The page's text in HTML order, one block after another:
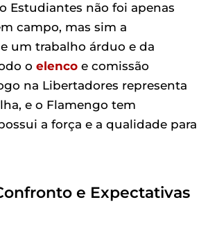
Estudiantes não foi apenas
campo, mas sim a
um trabalho árduo e da
o elenco e comissão
na Libertadores representa
e o Flamengo tem
a força e a qualidade para
e Expectativas